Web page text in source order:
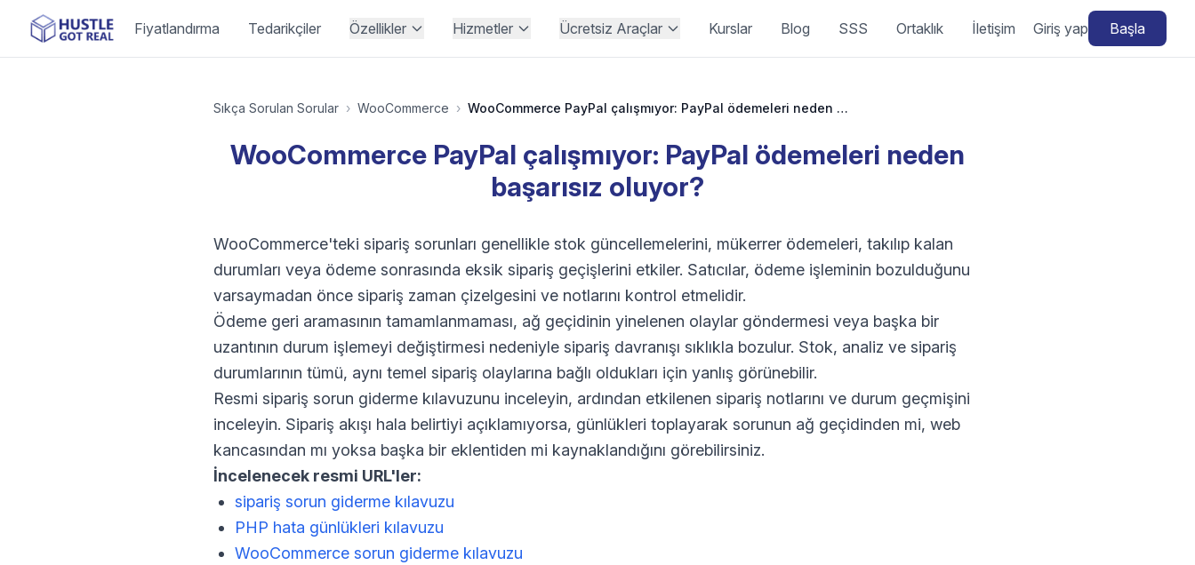
Fiyatlandırma Tedarikçiler Özellikler Hizmetler Ücretsiz Araçlar Kurslar Blog SSS Ortaklık İletişim Giriş yap Başla
Sıkça Sorulan Sorular › WooCommerce › WooCommerce PayPal çalışmıyor: PayPal ödemeleri neden başarısız oluyor?
WooCommerce PayPal çalışmıyor: PayPal ödemeleri neden
başarısız oluyor?
WooCommerce'teki sipariş sorunları genellikle stok güncellemelerini, mükerrer ödemeleri, takılıp kalan
durumları veya ödeme sonrasında eksik sipariş geçişlerini etkiler. Satıcılar, ödeme işleminin bozulduğunu
varsaymadan önce sipariş zaman çizelgesini ve notlarını kontrol etmelidir.
Ödeme geri aramasının tamamlanmaması, ağ geçidinin yinelenen olaylar göndermesi veya başka bir
uzantının durum işlemeyi değiştirmesi nedeniyle sipariş davranışı sıklıkla bozulur. Stok, analiz ve sipariş
durumlarının tümü, aynı temel sipariş olaylarına bağlı oldukları için yanlış görünebilir.
Resmi sipariş sorun giderme kılavuzunu inceleyin, ardından etkilenen sipariş notlarını ve durum geçmişini
inceleyin. Sipariş akışı hala belirtiyi açıklamıyorsa, günlükleri toplayarak sorunun ağ geçidinden mi, web
kancasından mı yoksa başka bir eklentiden mi kaynaklandığını görebilirsiniz.
İncelenecek resmi URL'ler:
sipariş sorun giderme kılavuzu
PHP hata günlükleri kılavuzu
WooCommerce sorun giderme kılavuzu